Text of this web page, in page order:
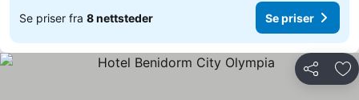
Se priser fra 8 nettsteder Se priser
Del